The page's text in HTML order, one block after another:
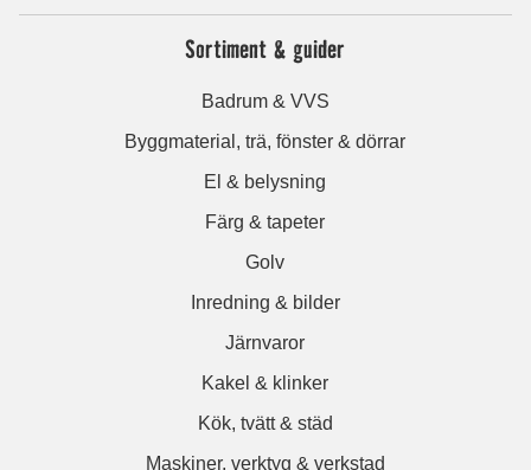
Sortiment & guider
Badrum & VVS
Byggmaterial, trä, fönster & dörrar
El & belysning
Färg & tapeter
Golv
Inredning & bilder
Järnvaror
Kakel & klinker
Kök, tvätt & städ
Maskiner, verktyg & verkstad